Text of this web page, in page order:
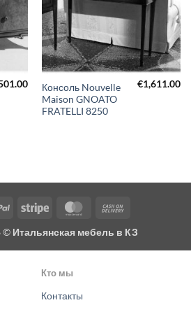
Консоль Nouvelle
Maison GNOATO
FRATELLI 8250
€1,611.00
PayPal Stripe MasterCard
Delivery
© Итальянская мебель в КЗ
Кто мы
Контакты